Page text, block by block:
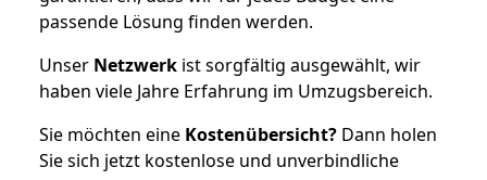
passende Lösung finden werden.
Unser Netzwerk ist sorgfältig ausgewählt, wir
haben viele Jahre Erfahrung im Umzugsbereich.
Sie möchten eine Kostenübersicht? Dann holen
Sie sich jetzt kostenlose und unverbindliche